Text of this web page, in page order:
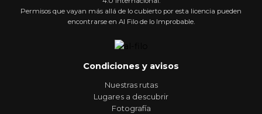
Permisos que vayan más allá de lo cubierto por esta licencia pueden
encontrarse en Al Filo de lo Improbable.
Condiciones y avisos
Nuestras rutas
Lugares a descubrir
Fotografía